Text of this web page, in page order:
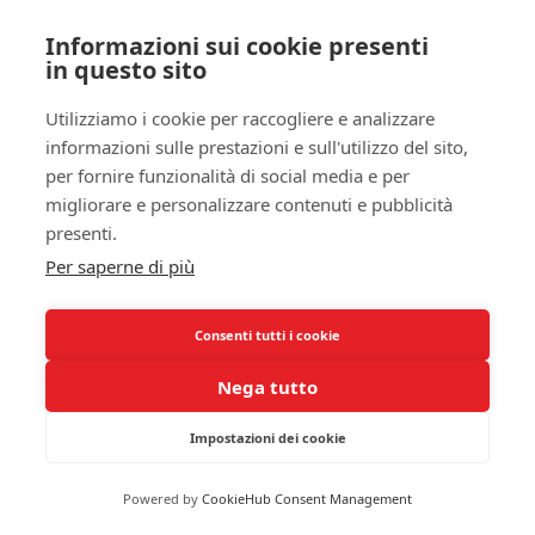
consapevoli dei possibili effetti collaterali e delle
interazioni farmacologiche.
La combinazione di fisioterapia e farmaci può
offrire un approccio olistico alla gestione del
dolorenotturno nella sindrome da impingement.
Tuttavia, ricordati che ogni individuo è unico,
quindi ciò che funziona per te potrebbe non
funzionare per qualcun altro. È essenziale
rimanere attenti e comunicare con il tuo equipe
medica per monitorare l’efficacia delle terapie
intraprese e apportare le necessarie modifiche. La
tua partecipazione attiva al processo di guarigione
necessari
Informazioni sui cookie presenti
in questo sito
Utilizziamo i cookie per raccogliere e analizzare
informazioni sulle prestazioni e sull'utilizzo del sito,
per fornire funzionalità di social media e per
migliorare e personalizzare contenuti e pubblicità
presenti.
Per saperne di più
Consenti tutti i cookie
Nega tutto
Impostazioni dei cookie
Powered by CookieHub Consent Management